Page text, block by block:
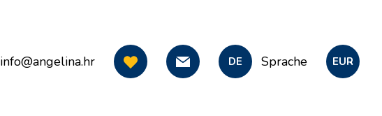
info@angelina.hr DE Sprache EUR